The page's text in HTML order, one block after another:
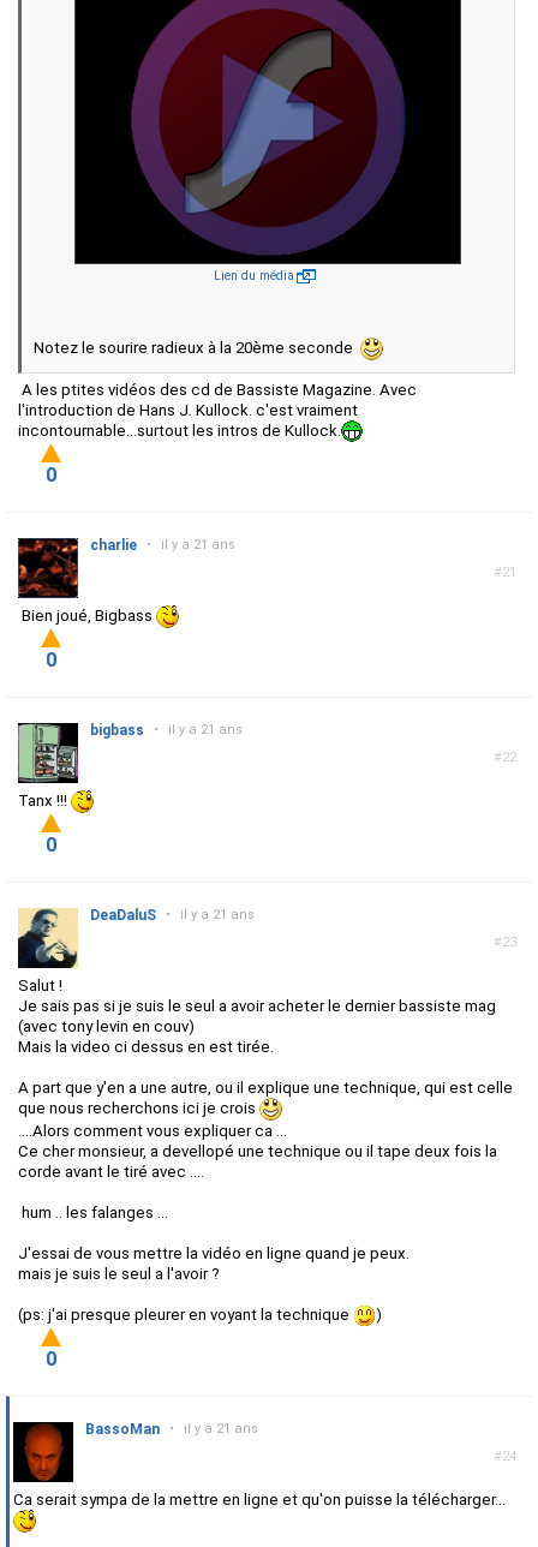
Lien du média
Notez le sourire radieux à la 20ème seconde
A les ptites vidéos des cd de Bassiste Magazine. Avec
l'introduction de Hans J. Kullock. c'est vraiment
incontournable...surtout les intros de Kullock.
0
#21
charlie • il y a 21 ans
Bien joué, Bigbass
0
#22
bigbass • il y a 21 ans
Tanx !!!
0
#23
DeaDaluS • il y a 21 ans
Salut !
Je sais pas si je suis le seul a avoir acheter le dernier bassiste mag
(avec tony levin en couv)
Mais la video ci dessus en est tirée.
A part que y'en a une autre, ou il explique une technique, qui est celle
que nous recherchons ici je crois
....Alors comment vous expliquer ca ...
Ce cher monsieur, a devellopé une technique ou il tape deux fois la
corde avant le tiré avec ....
hum .. les falanges ...
J'essai de vous mettre la vidéo en ligne quand je peux.
mais je suis le seul a l'avoir ?
(ps: j'ai presque pleurer en voyant la technique )
0
#24
BassoMan • il y a 21 ans
Ca serait sympa de la mettre en ligne et qu'on puisse la télécharger...